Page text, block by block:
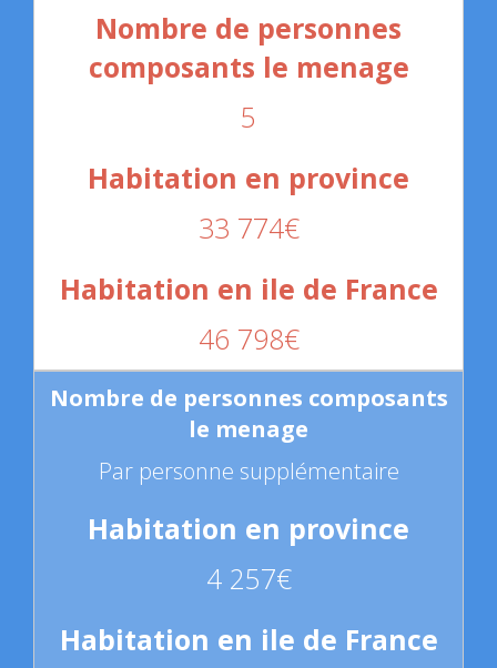
5
33 774€
46 798€
Par personne supplémentaire
4 257€